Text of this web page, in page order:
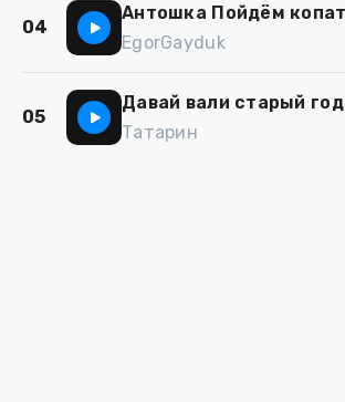
04
EgorGayduk
05
Давай вали старый год
Татарин